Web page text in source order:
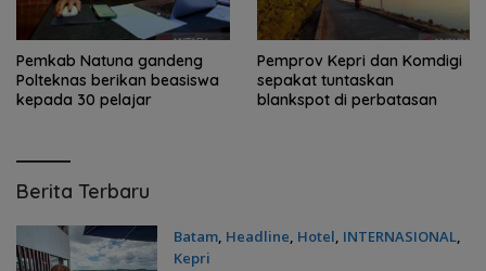
Pemkab Natuna gandeng
Polteknas berikan beasiswa
kepada 30 pelajar
Pemprov Kepri dan Komdigi
sepakat tuntaskan
blankspot di perbatasan
BatamClick.com
Berita Terbaru
Batam, Headline, Hotel, INTERNASIONAL,
Kepri